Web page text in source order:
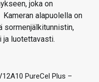
joka on
alapuolella on
sormenjälkitunnistin,
ja luotettavasti.
PureCel Plus –